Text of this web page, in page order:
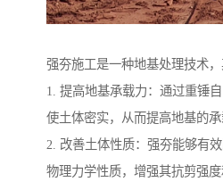
强夯施工是一种地基处理技术，
1. 提高地基承载力：通过重锤
使土体密实，从而提高地基的承
2. 改善土体性质：强夯能够有
物理力学性质，增强其抗剪强度